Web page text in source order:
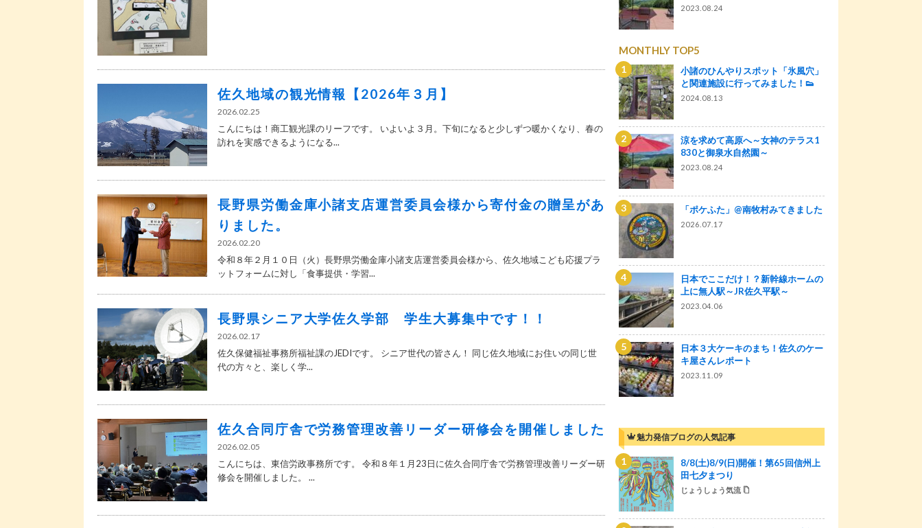
佐久地域の観光情報【2026年３月】
2026.02.25
こんにちは！商工観光課のリーフです。 いよいよ３月。下旬になると少しずつ暖かくなり、春の
訪れを実感できるようになる...
長野県労働金庫小諸支店運営委員会様から寄付金の贈呈があ
りました。
2026.02.20
令和８年２月１０日（火）長野県労働金庫小諸支店運営委員会様から、佐久地域こども応援プラ
ットフォームに対し「食事提供・学習...
長野県シニア大学佐久学部 学生大募集中です！！
2026.02.17
佐久保健福祉事務所福祉課のJEDIです。 シニア世代の皆さん！ 同じ佐久地域にお住いの同じ世
代の方々と、楽しく学...
佐久合同庁舎で労務管理改善リーダー研修会を開催しました
2026.02.05
こんにちは、東信労政事務所です。 令和８年１月23日に佐久合同庁舎で労務管理改善リーダー研
修会を開催しました。 ...
2023.08.24
MONTHLY TOP5
小諸のひんやりスポット「氷風穴」
と関連施設に行ってみました！👟
2024.08.13
涼を求めて高原へ～女神のテラス1
830と御泉水自然園～
2023.08.24
「ポケふた」@南牧村みてきました
2026.07.17
日本でここだけ！？新幹線ホームの
上に無人駅～JR佐久平駅～
2023.04.06
日本３大ケーキのまち！佐久のケー
キ屋さんレポート
2023.11.09
魅力発信ブログの人気記事
8/8(土)8/9(日)開催！第65回信州上
田七夕まつり
じょうしょう気流